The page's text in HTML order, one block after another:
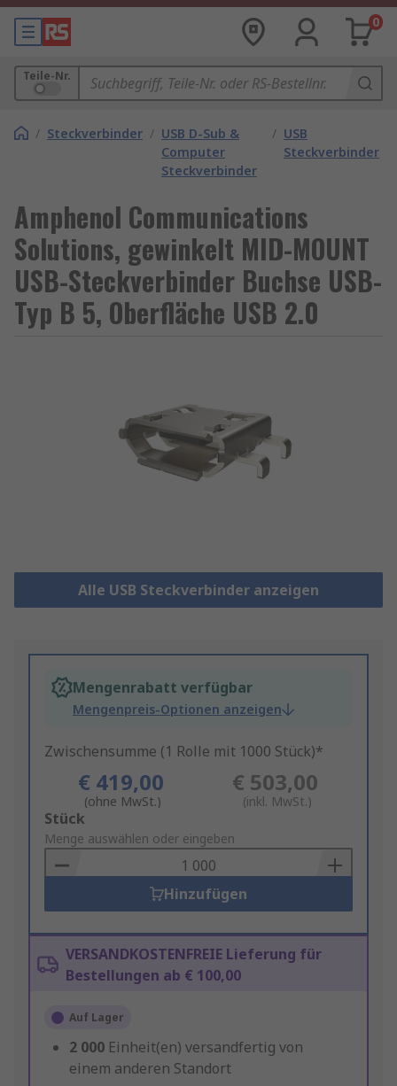
0
Teile-Nr.
/ Steckverbinder / USB D-Sub &
Computer
Steckverbinder
/ USB
Steckverbinder
Amphenol Communications
Solutions, gewinkelt MID-MOUNT
USB-Steckverbinder Buchse USB-
Typ B 5, Oberfläche USB 2.0
Alle USB Steckverbinder anzeigen
Mengenrabatt verfügbar
Mengenpreis-Optionen anzeigen
Zwischensumme (1 Rolle mit 1000 Stück)*
€ 419,00
(ohne MwSt.)
€ 503,00
(inkl. MwSt.)
Add
to
Basket
Stück
Menge auswählen oder eingeben
Hinzufügen
VERSANDKOSTENFREIE Lieferung für
Bestellungen ab € 100,00
Auf Lager
2 000 Einheit(en) versandfertig von
einem anderen Standort